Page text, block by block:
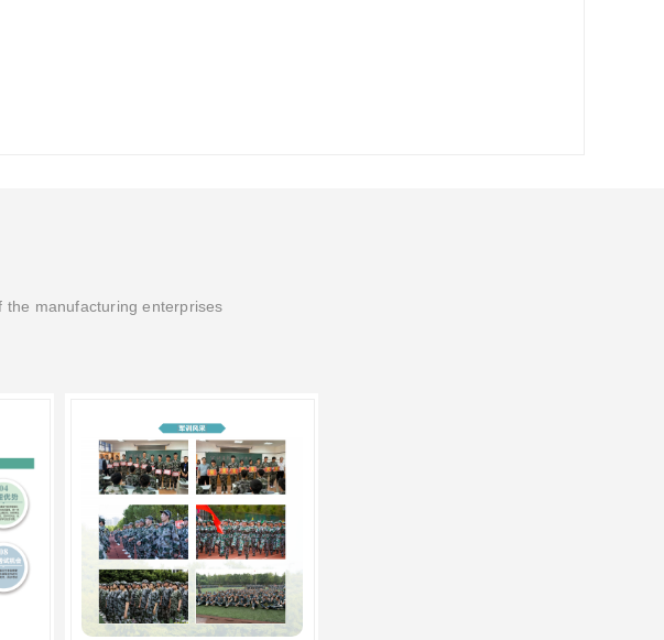
the manufacturing enterprises